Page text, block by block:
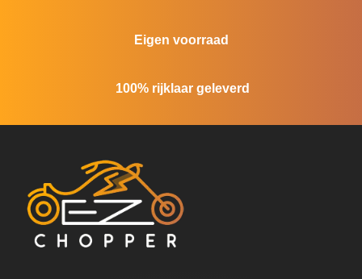
Eigen voorraad
100% rijklaar geleverd